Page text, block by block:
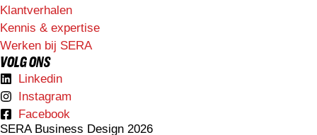
Klantverhalen
Kennis & expertise
Werken bij SERA
VOLG ONS
Linkedin
Instagram
Facebook
SERA Business Design 2026